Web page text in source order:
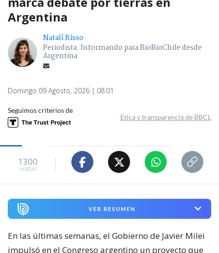
Argentina
Natalí Risso
Periodista. Informando para BioBioChile desde
Argentina
Domingo 09 Agosto, 2026 | 08:01
Seguimos criterios de
Ética y transparencia de BBCL
1300
visitas
VER RESUMEN
En las últimas semanas, el Gobierno de Javier Milei
impulsó en el Congreso argentino un proyecto que